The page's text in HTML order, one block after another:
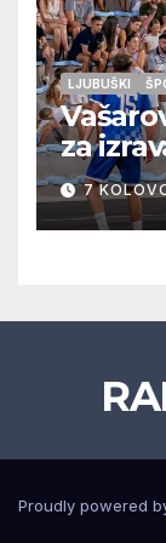
LJUBUŠKI
za
7
Proudly powered